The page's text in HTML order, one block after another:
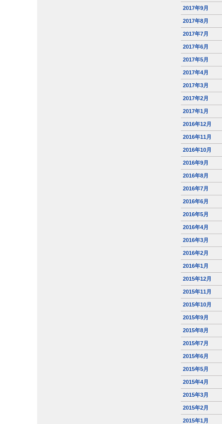
2017年9月
2017年8月
2017年7月
2017年6月
2017年5月
2017年4月
2017年3月
2017年2月
2017年1月
2016年12月
2016年11月
2016年10月
2016年9月
2016年8月
2016年7月
2016年6月
2016年5月
2016年4月
2016年3月
2016年2月
2016年1月
2015年12月
2015年11月
2015年10月
2015年9月
2015年8月
2015年7月
2015年6月
2015年5月
2015年4月
2015年3月
2015年2月
2015年1月